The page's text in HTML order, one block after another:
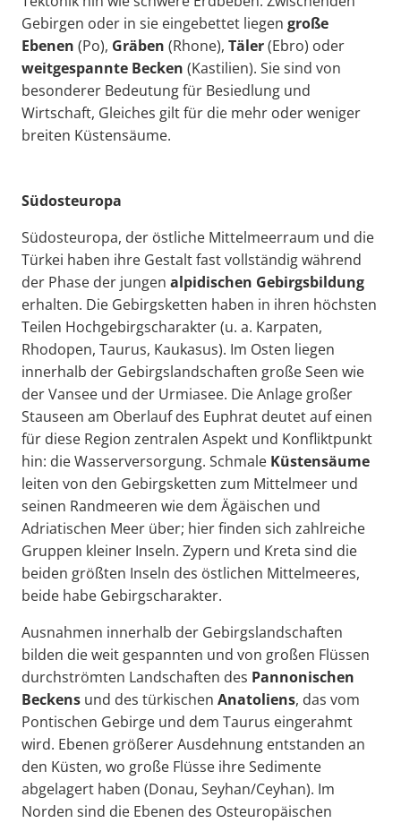
Gebirgen oder in sie eingebettet liegen große
Ebenen (Po), Gräben (Rhone), Täler(Ebro) oder
weitgespannte Becken (Kastilien). Sie sind von
besonderer Bedeutung für Besiedlung und
Wirtschaft, Gleiches gilt für die mehr oder weniger
breiten Küstensäume.
Südosteuropa
Südosteuropa, der östliche Mittelmeerraum und die
Türkei haben ihre Gestalt fast vollständig während
der Phase der jungen alpidischen Gebirgsbildung
erhalten. Die Gebirgsketten haben in ihren höchsten
Teilen Hochgebirgscharakter (u. a. Karpaten,
Rhodopen, Taurus, Kaukasus). Im Osten liegen
innerhalb der Gebirgslandschaften große Seen wie
der Vansee und der Urmiasee. Die Anlage großer
Stauseen am Oberlauf des Euphrat deutet auf einen
für diese Region zentralen Aspekt und Konfliktpunkt
hin: die Wasserversorgung. Schmale Küstensäume
leiten von den Gebirgsketten zum Mittelmeer und
seinen Randmeeren wie dem Ägäischen und
Adriatischen Meer über; hier finden sich zahlreiche
Gruppen kleiner Inseln. Zypern und Kreta sind die
beiden größten Inseln des östlichen Mittelmeeres,
beide habe Gebirgscharakter.
Ausnahmen innerhalb der Gebirgslandschaften
bilden die weit gespannten und von großen Flüssen
durchströmten Landschaften des Pannonischen
Beckens und des türkischen Anatoliens, das vom
Pontischen Gebirge und dem Taurus eingerahmt
wird. Ebenen größerer Ausdehnung entstanden an
den Küsten, wo große Flüsse ihre Sedimente
abgelagert haben (Donau, Seyhan/Ceyhan). Im
Norden sind die Ebenen des Osteuropäischen